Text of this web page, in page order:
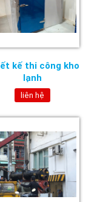
kế thi công kho
lạnh
liên hệ